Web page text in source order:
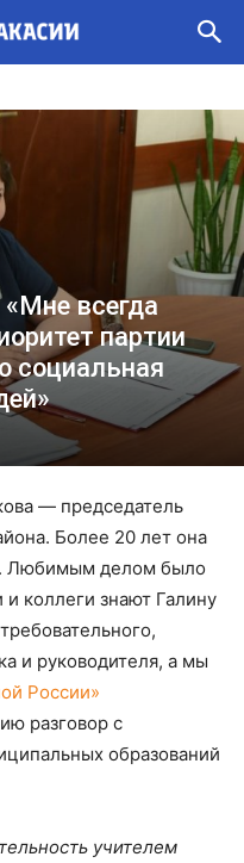
всегда
партии
социальная
— председатель
Более 20 лет она
Любимым делом было
коллеги знают Галину
и руководителя, а мы
России»
разговор с
образований
учителем